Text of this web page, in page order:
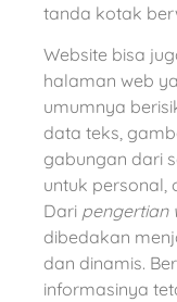
tanda kotak
Website bisa
halaman web
umumnya
data teks,
gabungan dari
untuk personal,
Dari pengertian
dibedakan
dan dinamis.
informasinya